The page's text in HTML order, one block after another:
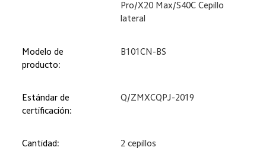
Pro/X20 Max/S40C Cepillo
lateral
Modelo de
producto:
B101CN-BS
Estándar de
certificación:
Q/ZMXCQPJ-2019
Cantidad: 2 cepillos